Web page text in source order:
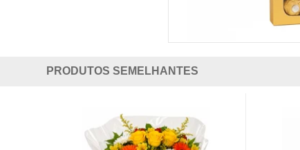
PRODUTOS SEMELHANTES